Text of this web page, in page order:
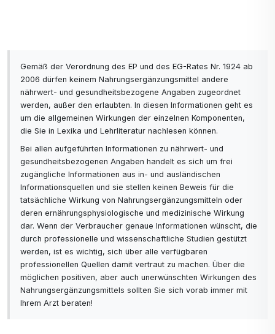
Gemäß der Verordnung des EP und des EG-Rates Nr. 1924 ab
2006 dürfen keinem Nahrungsergänzungsmittel andere
nährwert- und gesundheitsbezogene Angaben zugeordnet
werden, außer den erlaubten. In diesen Informationen geht es
um die allgemeinen Wirkungen der einzelnen Komponenten,
die Sie in Lexika und Lehrliteratur nachlesen können.
Bei allen aufgeführten Informationen zu nährwert- und
gesundheitsbezogenen Angaben handelt es sich um frei
zugängliche Informationen aus in- und ausländischen
Informationsquellen und sie stellen keinen Beweis für die
tatsächliche Wirkung von Nahrungsergänzungsmitteln oder
deren ernährungsphysiologische und medizinische Wirkung
dar. Wenn der Verbraucher genaue Informationen wünscht, die
durch professionelle und wissenschaftliche Studien gestützt
werden, ist es wichtig, sich über alle verfügbaren
professionellen Quellen damit vertraut zu machen. Über die
möglichen positiven, aber auch unerwünschten Wirkungen des
Nahrungsergänzungsmittels sollten Sie sich vorab immer mit
Ihrem Arzt beraten!